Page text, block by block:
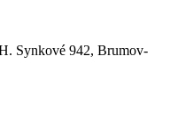
Synkové 942, Brumov-